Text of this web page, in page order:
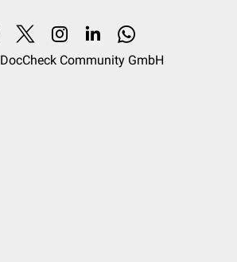
DocCheck Community GmbH